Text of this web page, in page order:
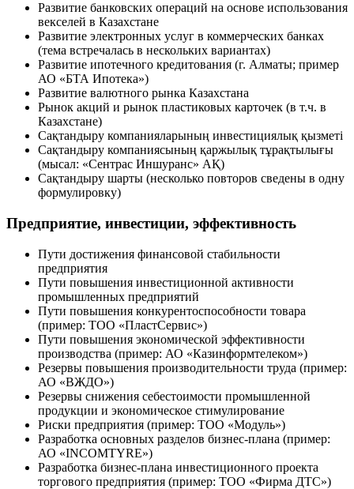
Развитие банковских операций на основе использования
векселей в Казахстане
Развитие электронных услуг в коммерческих банках
(тема встречалась в нескольких вариантах)
Развитие ипотечного кредитования (г. Алматы; пример
АО «БТА Ипотека»)
Развитие валютного рынка Казахстана
Рынок акций и рынок пластиковых карточек (в т.ч. в
Казахстане)
Сақтандыру компанияларының инвестициялық қызметі
Сақтандыру компаниясының қаржылық тұрақтылығы
(мысал: «Сентрас Иншуранс» АҚ)
Сақтандыру шарты (несколько повторов сведены в одну
формулировку)
Предприятие, инвестиции, эффективность
Пути достижения финансовой стабильности
предприятия
Пути повышения инвестиционной активности
промышленных предприятий
Пути повышения конкурентоспособности товара
(пример: ТОО «ПластСервис»)
Пути повышения экономической эффективности
производства (пример: АО «Казинформтелеком»)
Резервы повышения производительности труда (пример:
АО «ВЖДО»)
Резервы снижения себестоимости промышленной
продукции и экономическое стимулирование
Риски предприятия (пример: ТОО «Модуль»)
Разработка основных разделов бизнес-плана (пример:
АО «INCOMTYRE»)
Разработка бизнес-плана инвестиционного проекта
торгового предприятия (пример: ТОО «Фирма ДТС»)